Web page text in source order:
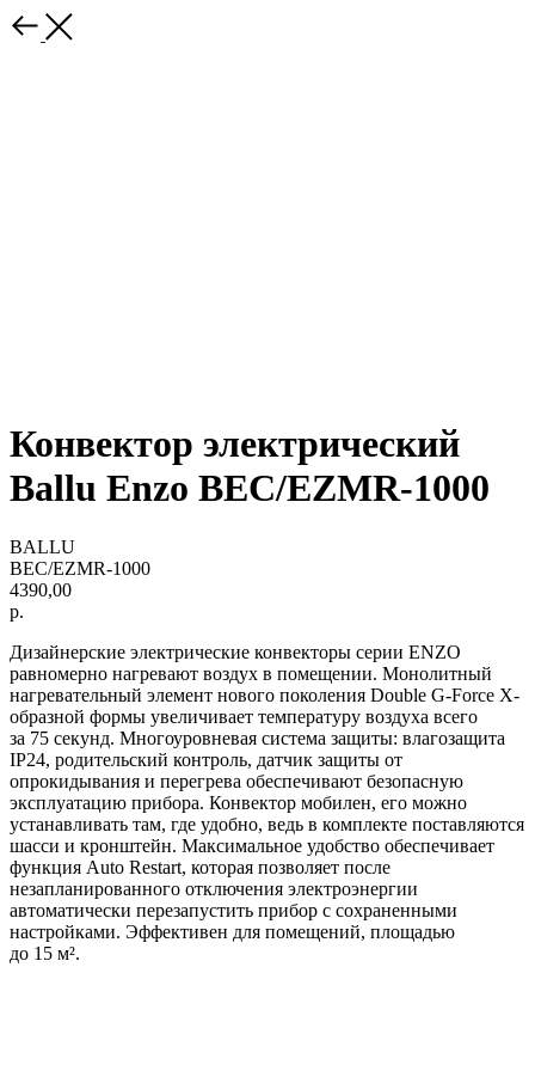
Конвектор электрический
Ballu Enzo BEC/EZMR-1000
BALLU
BEC/EZMR-1000
4390,00
р.
Дизайнерские электрические конвекторы серии ENZO
равномерно нагревают воздух в помещении. Монолитный
нагревательный элемент нового поколения Double G-Force X-
образной формы увеличивает температуру воздуха всего
за 75 секунд. Многоуровневая система защиты: влагозащита
IP24, родительский контроль, датчик защиты от
опрокидывания и перегрева обеспечивают безопасную
эксплуатацию прибора. Конвектор мобилен, его можно
устанавливать там, где удобно, ведь в комплекте поставляются
шасси и кронштейн. Максимальное удобство обеспечивает
функция Auto Restart, которая позволяет после
незапланированного отключения электроэнергии
автоматически перезапустить прибор с сохраненными
настройками. Эффективен для помещений, площадью
до 15 м².